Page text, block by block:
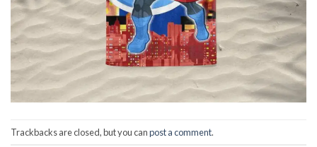
Trackbacks are closed, but you canpost a comment.